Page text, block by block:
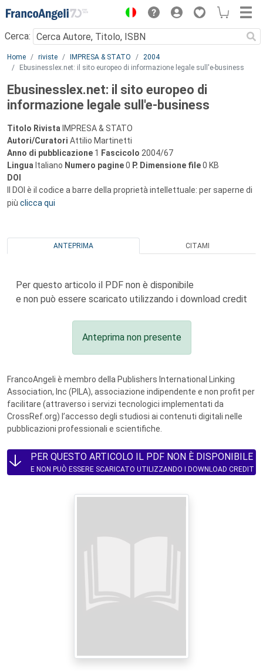
Menu
Cerca:
Main content
Home riviste IMPRESA & STATO
2004
Ebusinesslex.net: il sito europeo di informazione legale sull'e-business
Ebusinesslex.net: il sito europeo di
informazione legale sull'e-business
Titolo Rivista IMPRESA & STATO
Autori/Curatori Attilio Martinetti
Anno di pubblicazione 1 Fascicolo 2004/67
Lingua Italiano Numero pagine0 P. Dimensione file0 KB
DOI
Il DOI è il codice a barre della proprietà intellettuale: per saperne di
più clicca qui
ANTEPRIMA CITAMI
Per questo articolo il PDF non è disponibile
e non può essere scaricato utilizzando i download credit
Anteprima non presente
FrancoAngeli è membro della Publishers International Linking
Association, Inc (PILA), associazione indipendente e non profit per
facilitare (attraverso i servizi tecnologici implementati da
CrossRef.org) l’accesso degli studiosi ai contenuti digitali nelle
pubblicazioni professionali e scientifiche.
PER QUESTO ARTICOLO IL PDF NON È DISPONIBILE
E NON PUÒ ESSERE SCARICATO UTILIZZANDO I DOWNLOAD CREDIT